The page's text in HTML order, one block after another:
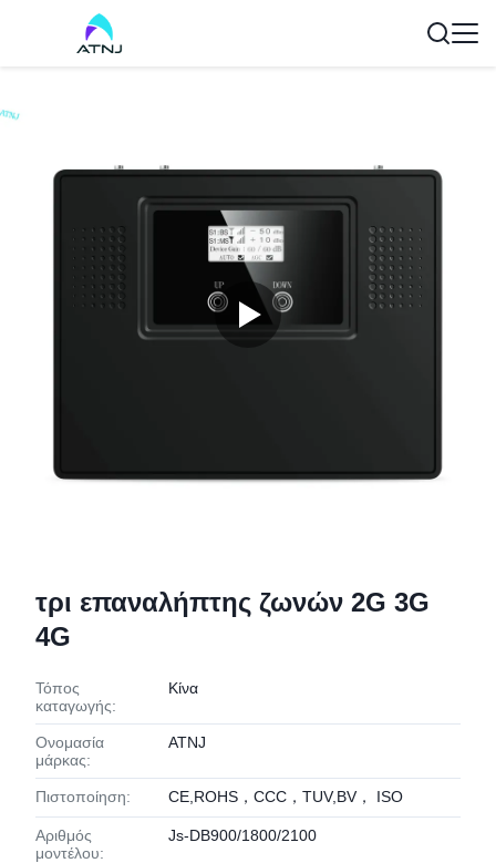
τρι επαναλήπτης ζωνών 2G 3G
4G
Τόπος
καταγωγής:
Κίνα
Ονομασία
μάρκας:
ATNJ
Πιστοποίηση: CE,ROHS，CCC，TUV,BV， ISO
Αριθμός
μοντέλου:
Js-DB900/1800/2100